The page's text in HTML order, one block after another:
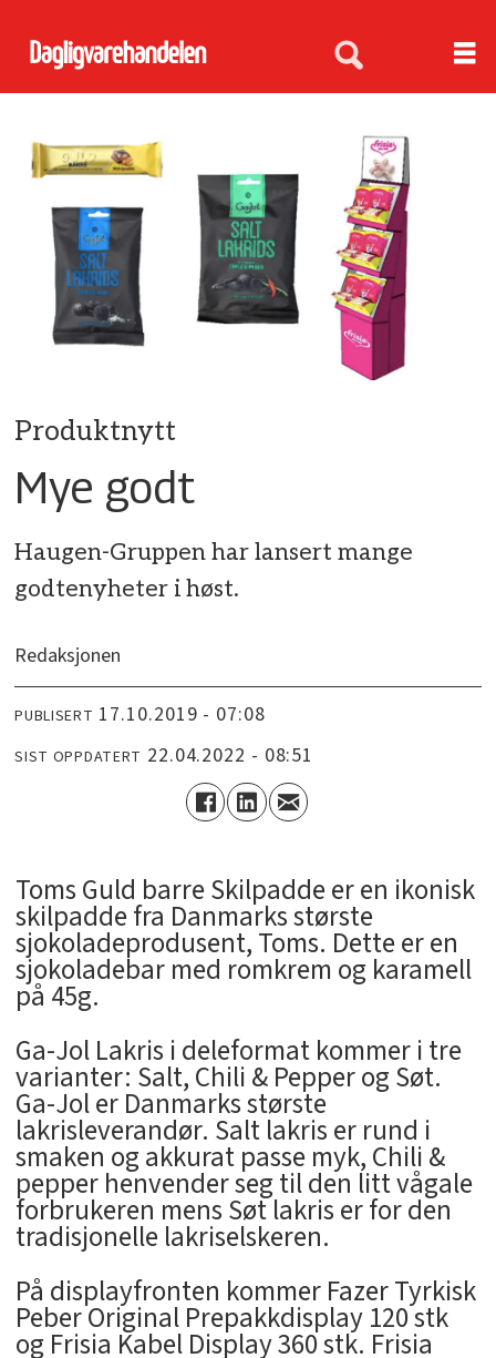
Produktnytt
Mye godt
Haugen-Gruppen har lansert mange
godtenyheter i høst.
Redaksjonen
PUBLISERT 17.10.2019 - 07:08
SIST OPPDATERT 22.04.2022 - 08:51
Toms Guld barre Skilpadde er en ikonisk
skilpadde fra Danmarks største
sjokoladeprodusent, Toms. Dette er en
sjokoladebar med romkrem og karamell
på 45g.
Ga-Jol Lakris i deleformat kommer i tre
varianter: Salt, Chili & Pepper og Søt.
Ga-Jol er Danmarks største
lakrisleverandør. Salt lakris er rund i
smaken og akkurat passe myk, Chili &
pepper henvender seg til den litt vågale
forbrukeren mens Søt lakris er for den
tradisjonelle lakriselskeren.
På displayfronten kommer Fazer Tyrkisk
Peber Original Prepakkdisplay 120 stk
og Frisia Kabel Display 360 stk. Frisia